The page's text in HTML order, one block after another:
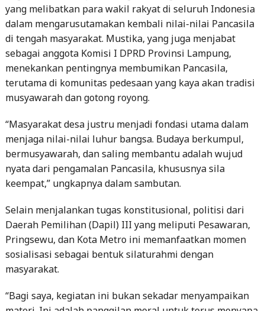
yang melibatkan para wakil rakyat di seluruh Indonesia
dalam mengarusutamakan kembali nilai-nilai Pancasila
di tengah masyarakat. Mustika, yang juga menjabat
sebagai anggota Komisi I DPRD Provinsi Lampung,
menekankan pentingnya membumikan Pancasila,
terutama di komunitas pedesaan yang kaya akan tradisi
musyawarah dan gotong royong.
“Masyarakat desa justru menjadi fondasi utama dalam
menjaga nilai-nilai luhur bangsa. Budaya berkumpul,
bermusyawarah, dan saling membantu adalah wujud
nyata dari pengamalan Pancasila, khususnya sila
keempat,” ungkapnya dalam sambutan.
Selain menjalankan tugas konstitusional, politisi dari
Daerah Pemilihan (Dapil) III yang meliputi Pesawaran,
Pringsewu, dan Kota Metro ini memanfaatkan momen
sosialisasi sebagai bentuk silaturahmi dengan
masyarakat.
“Bagi saya, kegiatan ini bukan sekadar menyampaikan